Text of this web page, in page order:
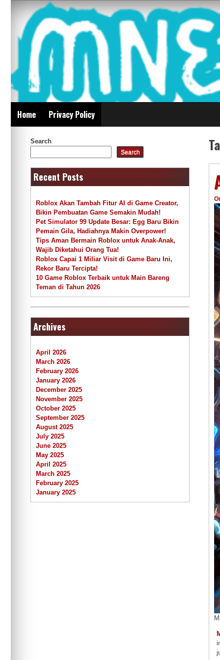
content
Mnepalghopa
Indonesia
Home Privacy Policy
Search
Search
Recent Posts
Roblox Akan Tambah Fitur AI di Game Creator,
Bikin Pembuatan Game Semakin Mudah!
Pet Simulator 99 Update Besar: Egg Baru Bikin
Pemain Gila, Hadiahnya Makin Overpower!
Tips Aman Bermain Roblox untuk Anak-Anak,
Wajib Diketahui Orang Tua!
Roblox Capai 1 Miliar Visit di Game Baru Ini,
Rekor Baru Tercipta!
10 Game Roblox Terbaik untuk Main Bareng
Teman di Tahun 2026
Archives
April 2026
March 2026
February 2026
January 2026
December 2025
November 2025
October 2025
September 2025
August 2025
July 2025
June 2025
May 2025
April 2025
March 2025
February 2025
January 2025